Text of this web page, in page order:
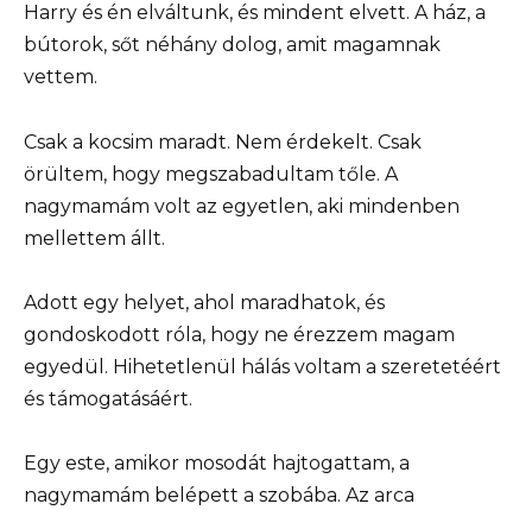
Harry és én elváltunk, és mindent elvett. A ház, a
bútorok, sőt néhány dolog, amit magamnak
vettem.
Csak a kocsim maradt. Nem érdekelt. Csak
örültem, hogy megszabadultam tőle. A
nagymamám volt az egyetlen, aki mindenben
mellettem állt.
Adott egy helyet, ahol maradhatok, és
gondoskodott róla, hogy ne érezzem magam
egyedül. Hihetetlenül hálás voltam a szeretetéért
és támogatásáért.
Egy este, amikor mosodát hajtogattam, a
nagymamám belépett a szobába. Az arca